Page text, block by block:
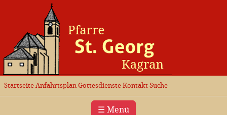
Startseite Anfahrtsplan Gottesdienste Kontakt Suche
☰ Menü